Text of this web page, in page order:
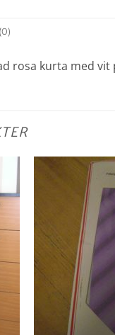
rosa kurta med vit